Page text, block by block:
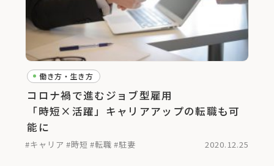
働き方・生き方
コロナ禍で進むジョブ型雇用
「時短×活躍」キャリアアップの転職も可
能に
#キャリア #時短 #転職 #駐妻 2020.12.25